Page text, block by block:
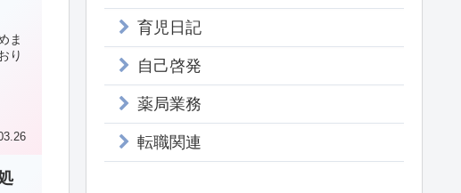
ま
り
育児日記
自己啓発
薬局業務
転職関連